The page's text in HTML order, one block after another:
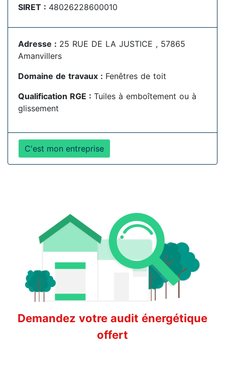
SIRET : 48026228600010
Adresse : 25 RUE DE LA JUSTICE , 57865
Amanvillers
Domaine de travaux : Fenêtres de toit
Qualification RGE : Tuiles à emboîtement ou à
glissement
C'est mon entreprise
Demandez votre audit énergétique
offert